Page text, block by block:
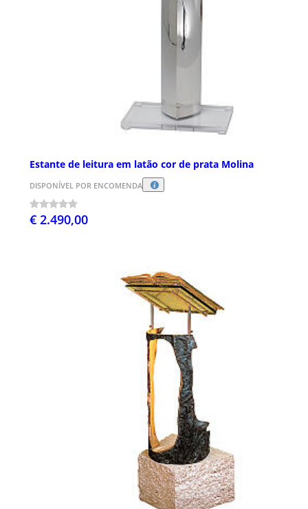
Estante de leitura em latão cor de prata Molina
DISPONÍVEL POR ENCOMENDA
€ 2.490,00